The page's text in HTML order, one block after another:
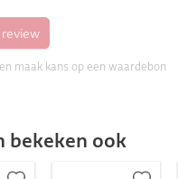
maak kans op een waardebon
bekeken ook